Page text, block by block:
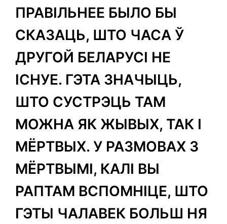
ПРАВІЛЬНЕЕ БЫЛО БЫ
СКАЗАЦЬ, ШТО ЧАСА Ў
ДРУГОЙ БЕЛАРУСІ НЕ
ІСНУЕ. ГЭТА ЗНАЧЫЦЬ,
ШТО СУСТРЭЦЬ ТАМ
МОЖНА ЯК ЖЫВЫХ, ТАК І
МЁРТВЫХ. У РАЗМОВАХ З
МЁРТВЫМІ, КАЛІ ВЫ
РАПТАМ ВСПОМНІЦЕ, ШТО
ГЭТЫ ЧАЛАВЕК БОЛЬШ НЯ